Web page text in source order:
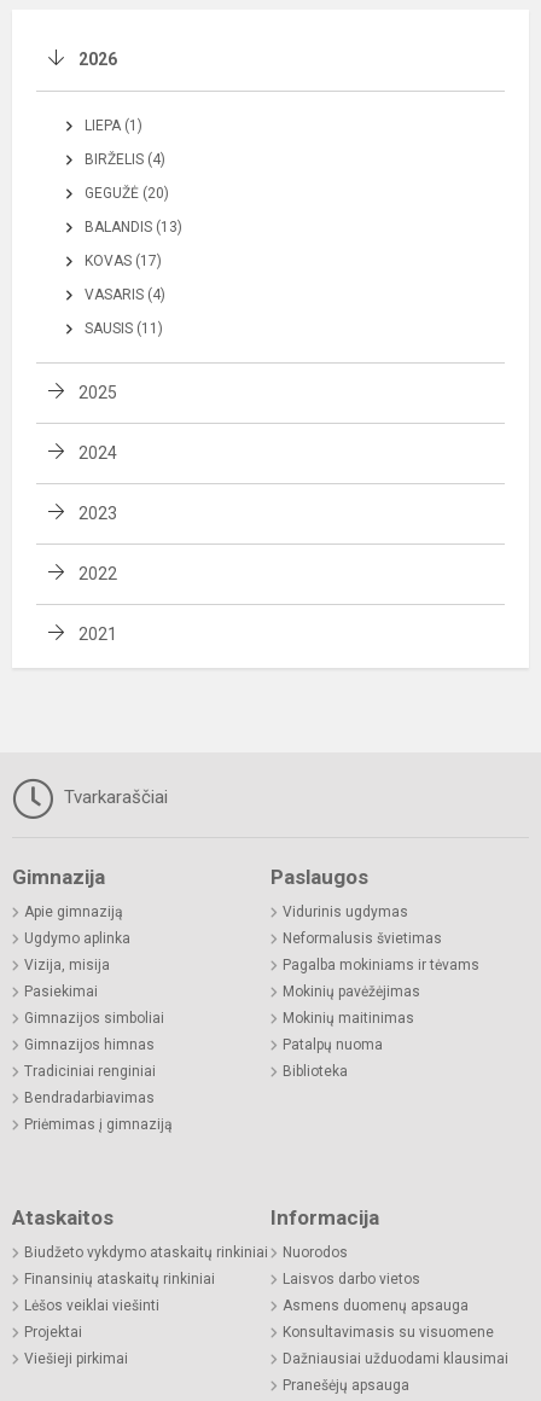
2026
LIEPA (1)
BIRŽELIS (4)
GEGUŽĖ (20)
BALANDIS (13)
KOVAS (17)
VASARIS (4)
SAUSIS (11)
2025
2024
2023
2022
2021
Tvarkaraščiai
Gimnazija
Apie gimnaziją
Ugdymo aplinka
Vizija, misija
Pasiekimai
Gimnazijos simboliai
Gimnazijos himnas
Tradiciniai renginiai
Bendradarbiavimas
Priėmimas į gimnaziją
Paslaugos
Vidurinis ugdymas
Neformalusis švietimas
Pagalba mokiniams ir tėvams
Mokinių pavėžėjimas
Mokinių maitinimas
Patalpų nuoma
Biblioteka
Ataskaitos
Biudžeto vykdymo ataskaitų rinkiniai
Finansinių ataskaitų rinkiniai
Lėšos veiklai viešinti
Projektai
Viešieji pirkimai
Informacija
Nuorodos
Laisvos darbo vietos
Asmens duomenų apsauga
Konsultavimasis su visuomene
Dažniausiai užduodami klausimai
Pranešėjų apsauga